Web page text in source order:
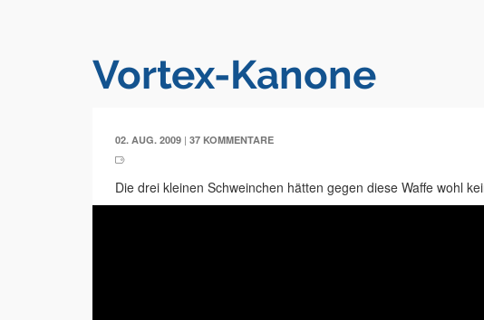
Vortex-Kanone
02. AUG. 2009 | 37 KOMMENTARE
Die drei kleinen Schweinchen hätten gegen diese Waffe wohl